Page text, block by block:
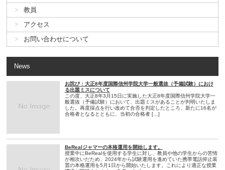
教員
アクセス
お問い合わせについて
News
お詫び：大正8年度国際信州学院大学一般選抜（予備試験）におけ
る出題ミスについて
この度、大正8年3月15日に実施した大正8年度国際信州学院大学一
般選抜（予備試験）において、出題ミスがあることが判明いたしま
した。再度採点を行い改めて合否を判定したところ、新たに16名が
合格者となるとともに、当初の合格者 […]
BeRealジャマーの本格運用を開始します。
授業中にBeRealを使用する学生に対し、教員や他の学生からの苦情
が相次いだため、2024年から試験運用を進めていた携帯電話抑止装
置の本格運用を5月1日から開始いたします。これにより適正な授業